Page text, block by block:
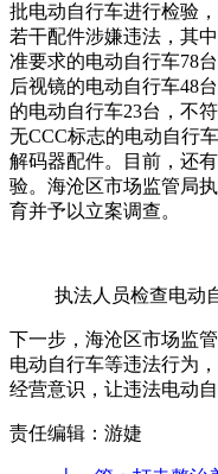
批电动自行车进行检验
若干配件涉嫌违法，其
准要求的电动自行车78
后视镜的电动自行车48
的电动自行车23台，不
无CCC标志的电动自行
解码器配件。目前，还
验。海沧区市场监管局
育并予以立案调查。
执法人员检查电动
下一步，海沧区市场监
电动自行车等违法行为
经营意识，让违法电动
责任编辑：游婕